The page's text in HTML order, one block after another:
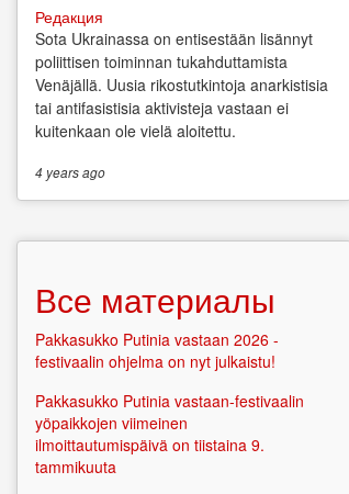
Редакция
Sota Ukrainassa on entisestään lisännyt
poliittisen toiminnan tukahduttamista
Venäjällä. Uusia rikostutkintoja anarkistisia
tai antifasistisia aktivisteja vastaan ei
kuitenkaan ole vielä aloitettu.
4 yearsago
Все материалы
Pakkasukko Putinia vastaan 2026 -
festivaalin ohjelma on nyt julkaistu!
Pakkasukko Putinia vastaan-festivaalin
yöpaikkojen viimeinen
ilmoittautumispäivä on tiistaina 9.
tammikuuta